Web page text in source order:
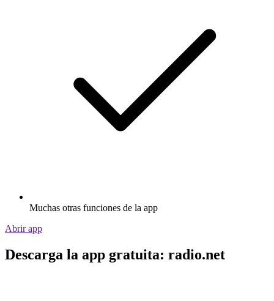
Muchas otras funciones de la app
Abrir app
Descarga la app gratuita: radio.net